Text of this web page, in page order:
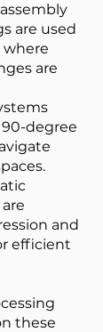
are used
where
are
degree
and
efficient
these